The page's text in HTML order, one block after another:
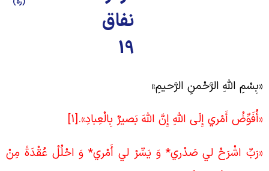
نفاق
19
اللَّهِ الرَّحْمنِ الرَّحيمِ»
أَمْري إِلَى اللَّهِ إِنَّ اللَّهَ بَصيرٌ بِالْعِبادِ».[1]
اشْرَحْ لي‏ صَدْري‏* وَ يَسِّرْ لي‏ أَمْري‏* وَ احْلُلْ عُقْدَةً مِنْ